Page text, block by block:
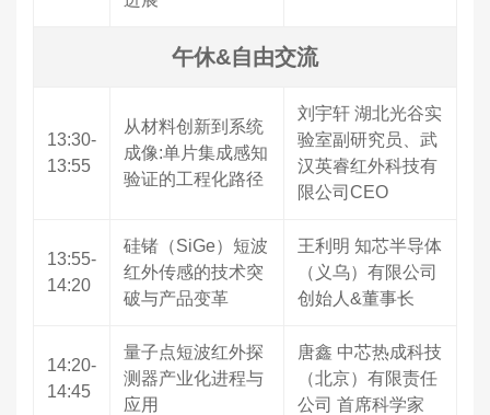
午休&自由交流
13:30-
13:55
从材料创新到系统
成像:单片集成感知
验证的工程化路径
刘宇轩 湖北光谷实
验室副研究员、武
汉英睿红外科技有
限公司CEO
13:55-
14:20
硅锗（SiGe）短波
红外传感的技术突
破与产品变革
王利明 知芯半导体
（义乌）有限公司
创始人&董事长
14:20-
14:45
量子点短波红外探
测器产业化进程与
应用
唐鑫 中芯热成科技
（北京）有限责任
公司 首席科学家